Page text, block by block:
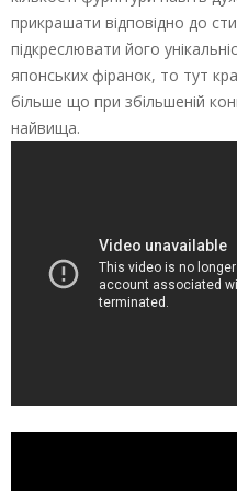
прикрашати відповідно до
підкреслювати його
японських фіранок, то тут
більше що при збільшеній
найвища.